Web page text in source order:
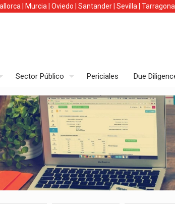
Murcia Oviedo Santander Sevilla Tarragona
Sector Público Periciales Due